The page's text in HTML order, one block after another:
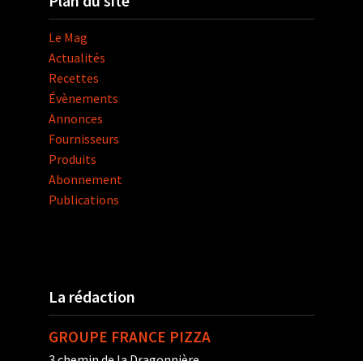
Le Mag
Actualités
Recettes
Évènements
Annonces
Fournisseurs
Produits
Abonnement
Publications
La rédaction
GROUPE FRANCE PIZZA